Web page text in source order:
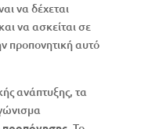
να δέχεται
να ασκείται σε
προπονητική αυτό
ανάπτυξης, τα